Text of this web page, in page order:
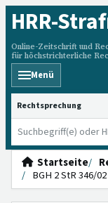
HRR-
Online-Zeitschrift und
für höchstrichterliche
Menü
HRRS durchsuchen
Startseite
BGH 2 StR 346/